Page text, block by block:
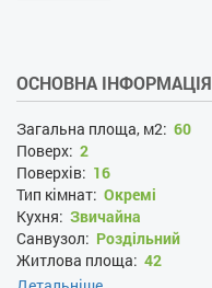
ОСНОВНА ІНФОРМАЦІЯ
Загальна площа, м2: 60
Поверх: 2
Поверхів: 16
Тип кімнат: Окремі
Кухня: Звичайна
Санвузол: Роздільний
Житлова площа: 42
Площа кухні: